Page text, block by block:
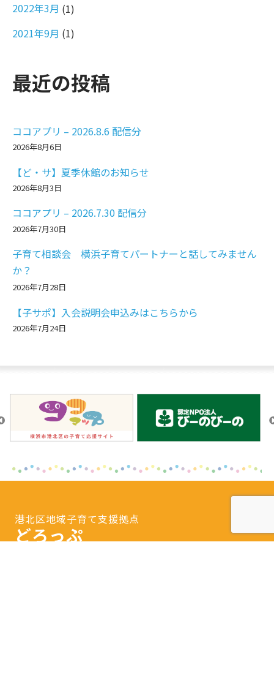
2022年3月 (1)
2021年9月 (1)
最近の投稿
ココアプリ – 2026.8.6 配信分
2026年8月6日
【ど・サ】夏季休館のお知らせ
2026年8月3日
ココアプリ – 2026.7.30 配信分
2026年7月30日
子育て相談会 横浜子育てパートナーと話してみません
か？
2026年7月28日
【子サポ】入会説明会申込みはこちらから
2026年7月24日
港北区地域子育て支援拠点
どろっぷ